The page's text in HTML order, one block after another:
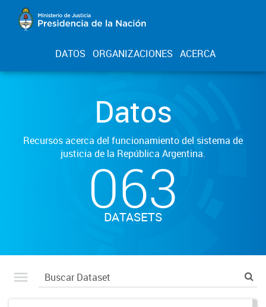
DATOS ORGANIZACIONES ACERCA
Datos
Recursos acerca del funcionamiento del sistema de
justicia de la República Argentina.
063
DATASETS